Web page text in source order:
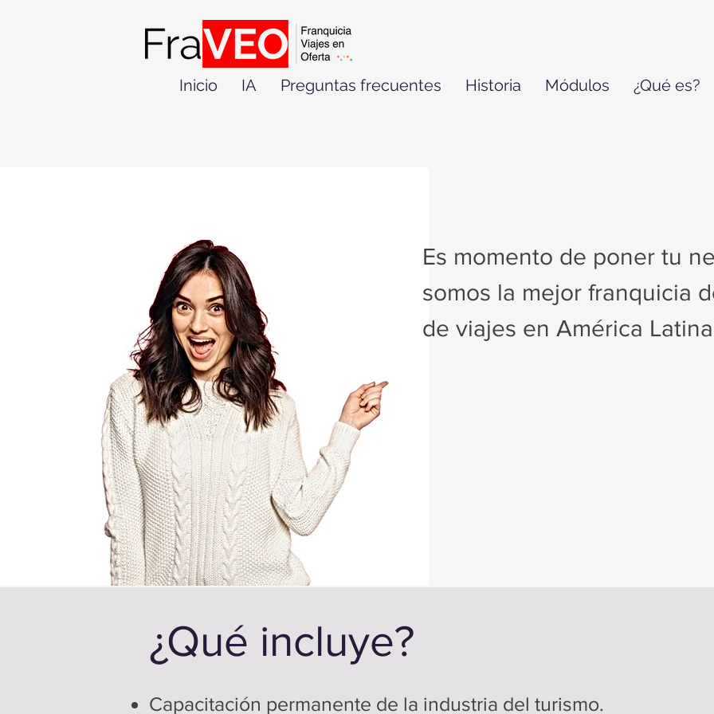
Inicio IA Preguntas frecuentes Historia Módulos ¿Qué es?
Es momento de poner tu
somos la mejor franquicia
de viajes en América Latina
¿Qué incluye?
Capacitación permanente de la industria del turismo.